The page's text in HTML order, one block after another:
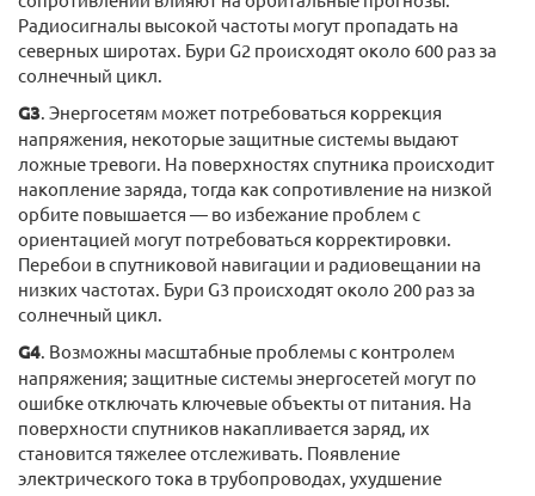
Радиосигналы высокой частоты могут пропадать на
северных широтах. Бури G2 происходят около 600 раз за
солнечный цикл.
G3. Энергосетям может потребоваться коррекция
напряжения, некоторые защитные системы выдают
ложные тревоги. На поверхностях спутника происходит
накопление заряда, тогда как сопротивление на низкой
орбите повышается — во избежание проблем с
ориентацией могут потребоваться корректировки.
Перебои в спутниковой навигации и радиовещании на
низких частотах. Бури G3 происходят около 200 раз за
солнечный цикл.
G4. Возможны масштабные проблемы с контролем
напряжения; защитные системы энергосетей могут по
ошибке отключать ключевые объекты от питания. На
поверхности спутников накапливается заряд, их
становится тяжелее отслеживать. Появление
электрического тока в трубопроводах, ухудшение